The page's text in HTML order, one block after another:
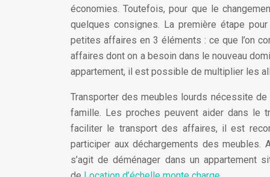
économies. Toutefois, pour que le
quelques consignes. La première étape
petites affaires en 3 éléments : ce que l’on
affaires dont on a besoin dans le nouveau
appartement, il est possible de multiplier les
Transporter des meubles lourds nécessite
famille. Les proches peuvent aider dans le
faciliter le transport des affaires, il est
participer aux déchargements des meubles.
s’agit de déménager dans un appartement